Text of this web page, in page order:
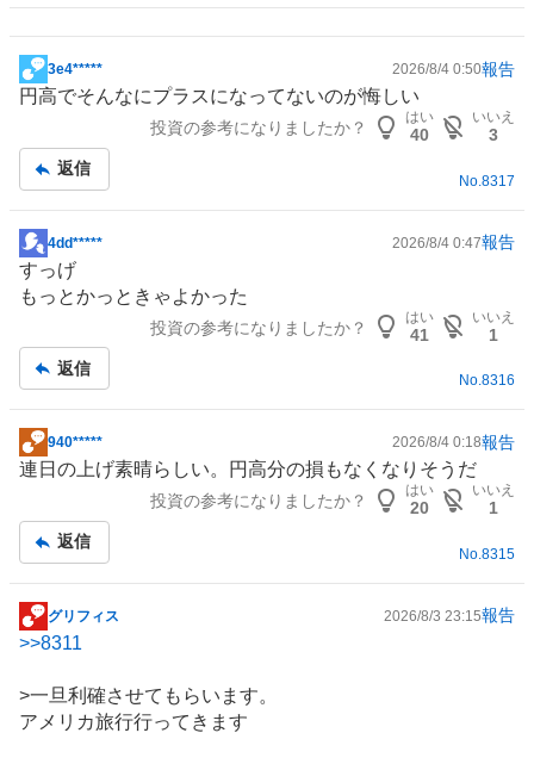
掲
示
事
3e4***** 2026/8/4 0:50報告
円高でそんなにプラスになってないのが悔しい
投資の参考になりましたか？
はい
40
いいえ
3
返信
No. 8317
掲
示
板
4dd***** 2026/8/4 0:47報告
すっげ
もっとかっときゃよかった
投資の参考になりましたか？
はい
41
いいえ
1
返信
No.8316
掲
示
事
940***** 2026/8/4 0:18報告
連日の上げ素晴らしい。円高分の損もなくなりそうだ
投資の参考になりましたか？
はい
20
いいえ
1
返信
No. 8315
掲
示
記
事
グリフィス 2026/8/3 23:15報告
>>8311
>一旦利確させてもらいます。
アメリカ旅行行ってきます